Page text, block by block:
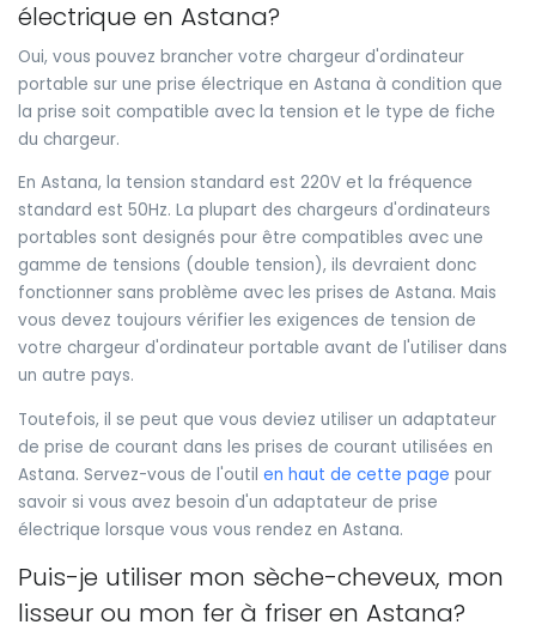
électrique en Astana?
Oui, vous pouvez brancher votre chargeur d'ordinateur
portable sur une prise électrique en Astana à condition que
la prise soit compatible avec la tension et le type de fiche
du chargeur.
En Astana, la tension standard est 220V et la fréquence
standard est 50Hz. La plupart des chargeurs d'ordinateurs
portables sont designés pour être compatibles avec une
gamme de tensions (double tension), ils devraient donc
fonctionner sans problème avec les prises de Astana. Mais
vous devez toujours vérifier les exigences de tension de
votre chargeur d'ordinateur portable avant de l'utiliser dans
un autre pays.
Toutefois, il se peut que vous deviez utiliser un adaptateur
de prise de courant dans les prises de courant utilisées en
Astana. Servez-vous de l'outil en haut de cette page pour
savoir si vous avez besoin d'un adaptateur de prise
électrique lorsque vous vous rendez en Astana.
Puis-je utiliser mon sèche-cheveux, mon
lisseur ou mon fer à friser en Astana?